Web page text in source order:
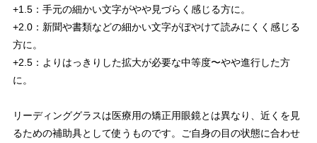
+1.5：手元の細かい文字がやや見づらく感じる方に。
+2.0：新聞や書類などの細かい文字がぼやけて読みにくく感じる
方に。
+2.5：よりはっきりした拡大が必要な中等度〜やや進行した方
に。
リーディンググラスは医療用の矯正用眼鏡とは異なり、近くを見
るための補助具として使うものです。ご自身の目の状態に合わせ